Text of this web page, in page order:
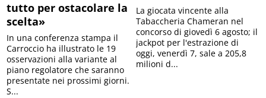
tutto per ostacolare la
scelta»
In una conferenza stampa il
Carroccio ha illustrato le 19
osservazioni alla variante al
piano regolatore che saranno
presentate nei prossimi giorni.
S...
La giocata vincente alla
Tabaccheria Chameran nel
concorso di giovedì 6 agosto; il
jackpot per l'estrazione di
oggi, venerdì 7, sale a 205,8
milioni d...